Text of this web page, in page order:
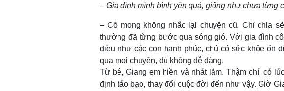
– Gia đình mình bình yên quá, giống như chưa từng
– Cô mong không nhắc lại chuyện cũ. Chỉ chia
thường đã từng bước qua sóng gió. Với gia đình
điều như các con hạnh phúc, chú có sức khỏe ổn
qua mọi chuyện, dù không dễ dàng.
Từ bé, Giang em hiền và nhát lắm. Thậm chí, có
định táo bạo, thay đổi cuộc đời đến như vậy. Giờ